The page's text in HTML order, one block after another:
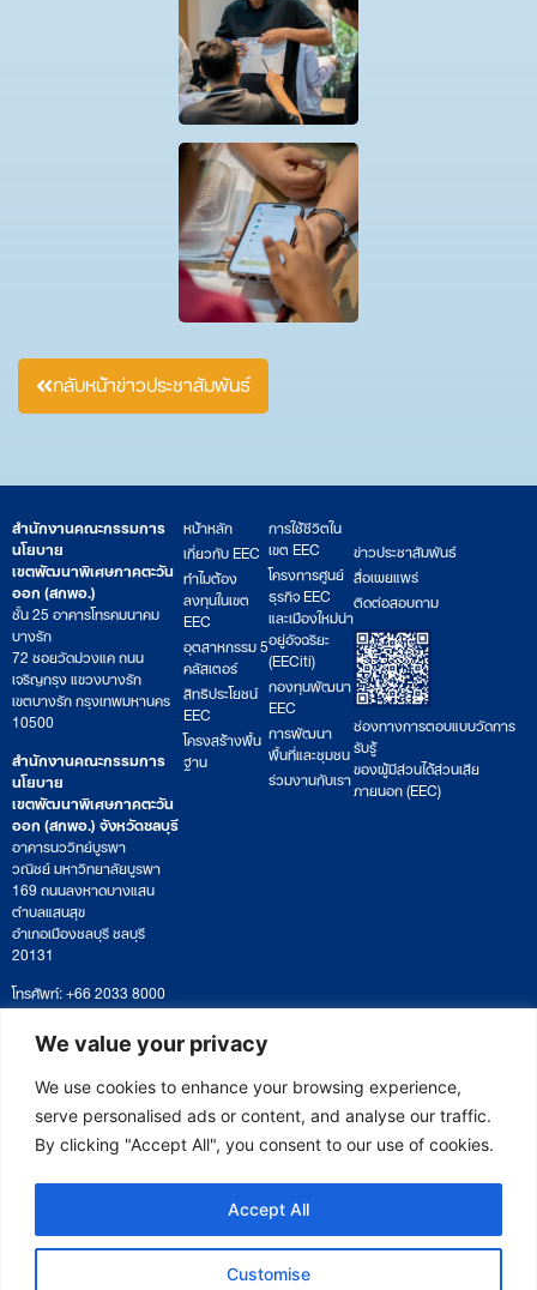
We value your privacy
We use cookies to enhance your browsing experience,
serve personalised ads or content, and analyse our traffic.
By clicking "Accept All", you consent to our use of cookies.
Customise
Accept All
กลับหน้าข่าวประชาสัมพันธ์
สำนักงานคณะกรรมการ
นโยบาย
เขตพัฒนาพิเศษภาคตะวัน
ออก (สกพอ.)
ชั้น 25 อาคารโทรคมนาคม
บางรัก
72 ซอยวัดม่วงแค ถนน
เจริญกรุง แขวงบางรัก
เขตบางรัก กรุงเทพมหานคร
10500
สำนักงานคณะกรรมการ
นโยบาย
เขตพัฒนาพิเศษภาคตะวัน
ออก (สกพอ.) จังหวัดชลบุรี
อาคารนววิทย์บูรพา
วณิชย์ มหาวิทยาลัยบูรพา
169 ถนนลงหาดบางแสน
ตำบลแสนสุข
อำเภอเมืองชลบุรี ชลบุรี
20131
โทรศัพท์: +66 2033 8000
เวลาทำการ: จันทร์ – ศุกร์
09:00 – 17:00 น.
ติดตามหนังสือหรือยื่นเอกสาร
saraban@eeco.or.th
หน้าหลัก
เกี่ยวกับ EEC
ทำไมต้อง
ลงทุนในเขต
EEC
อุตสาหกรรม 5
คลัสเตอร์
สิทธิประโยชน์
EEC
โครงสร้างพื้น
ฐาน
การใช้ชีวิตใน
เขต EEC
โครงการศูนย์
ธุรกิจ EEC
และเมืองใหม่น่า
อยู่อัจฉริยะ
(EECiti)
กองทุนพัฒนา
EEC
การพัฒนา
พื้นที่และชุมชน
ร่วมงานกับเรา
ข่าวประชาสัมพันธ์
สื่อเผยแพร่
ติดต่อสอบถาม
ช่องทางการตอบแบบวัดการ
รับรู้
ของผู้มีส่วนได้ส่วนเสีย
ภายนอก (EEC)
Copyright © 2025 Eastern Economic Corridor Office (EECO)